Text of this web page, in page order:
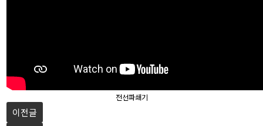
전선파쇄기
이전글